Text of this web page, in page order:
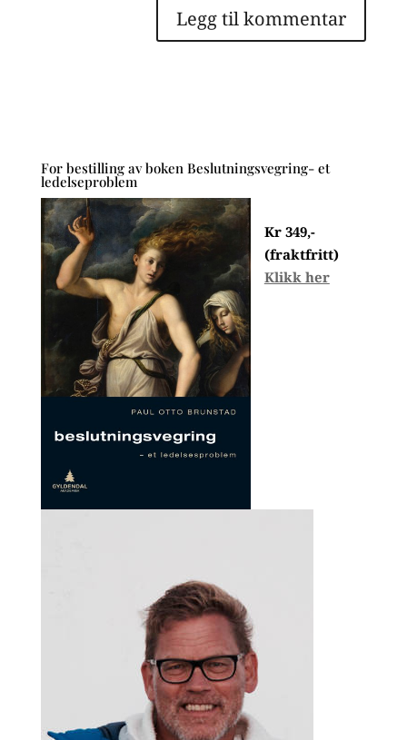
For bestilling av boken Beslutningsvegring- et
ledelseproblem
Kr 349,-
(fraktfritt)
Klikk her